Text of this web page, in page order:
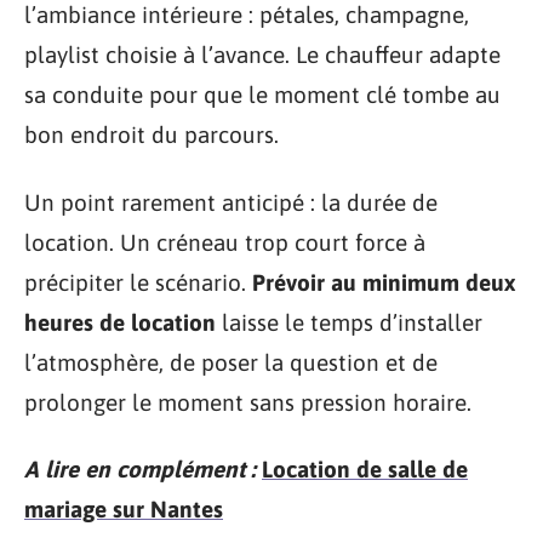
l’ambiance intérieure : pétales, champagne,
playlist choisie à l’avance. Le chauffeur adapte
sa conduite pour que le moment clé tombe au
bon endroit du parcours.
Un point rarement anticipé : la durée de
location. Un créneau trop court force à
précipiter le scénario. Prévoir au minimum deux
heures de location laisse le temps d’installer
l’atmosphère, de poser la question et de
prolonger le moment sans pression horaire.
A lire en complément : Location de salle de
mariage sur Nantes